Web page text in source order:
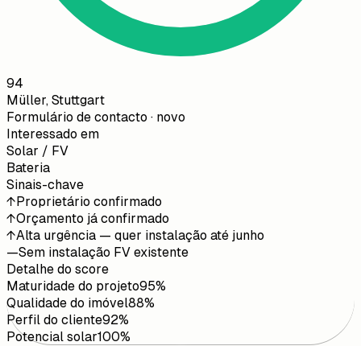
94
Müller, Stuttgart
Formulário de contacto · novo
Interessado em
Solar / FV
Bateria
Sinais-chave
↑ Proprietário confirmado
↑Orçamento já confirmado
↑Alta urgência — quer instalação até junho
—Sem instalação FV existente
Detalhe do score
Maturidade do projeto95%
Qualidade do imóvel88%
Perfil do cliente92%
Potencial solar100%